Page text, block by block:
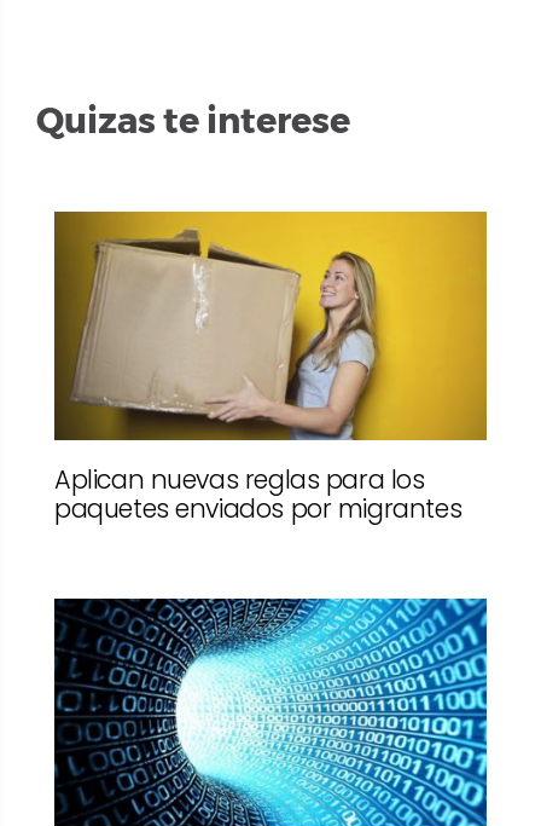
Quizas te interese
Aplican nuevas reglas para los
paquetes enviados por migrantes